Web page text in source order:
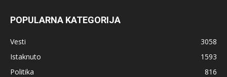
POPULARNA KATEGORIJA
Vesti
3058
Istaknuto
1593
Politika
816